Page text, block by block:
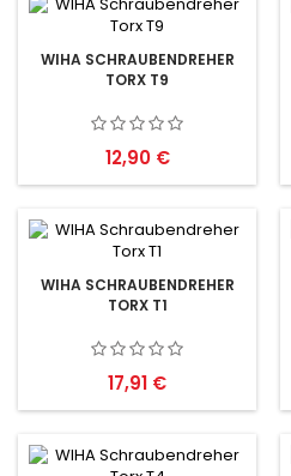
WIHA SCHRAUBENDREHER
TORX T9
Preis
12,90 €
WIHA SCHRAUBENDREHER
TORX T1
Preis
17,91 €